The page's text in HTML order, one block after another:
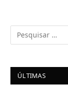
ÚLTIMAS